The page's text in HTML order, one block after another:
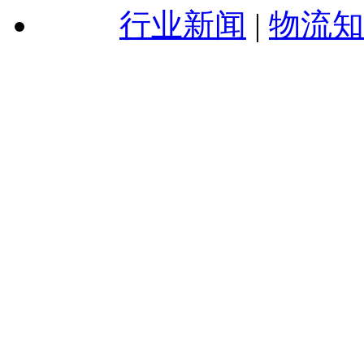
行业新闻 | 物流